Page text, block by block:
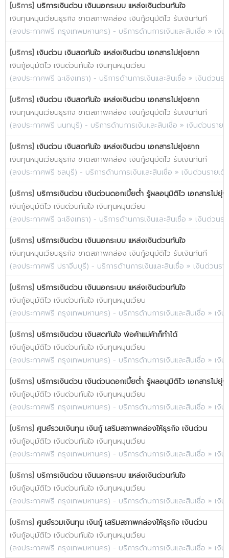
[บริการ] บริการเงินด่วน เงินนอกระบบ แหล่งเงินด่วนทันใจ
เงินทุนหมุนเวียนธุรกิจ ขาดสภาพคล่อง เงินกู้อนุมัติไว รับเงินทันที
(ลงประกาศฟรี กรุงเทพมหานคร) - บริการด้านการเงินและสินเชื่อ » เงิ
[บริการ] เงินด่วน เงินสดทันใจ แหล่งเงินด่วน เอกสารไม่ยุ่งยาก
เงินกู้อนุมัติไว เงินด่วนทันใจ เงินทุนหมุนเวียน
(ลงประกาศฟรี ฉะเชิงเทรา) - บริการด้านการเงินและสินเชื่อ » เงินด่วนร
[บริการ] เงินด่วน เงินสดทันใจ แหล่งเงินด่วน เอกสารไม่ยุ่งยาก
เงินทุนหมุนเวียนธุรกิจ ขาดสภาพคล่อง เงินกู้อนุมัติไว รับเงินทันที
(ลงประกาศฟรี นนทบุรี) - บริการด้านการเงินและสินเชื่อ » เงินด่วนราย
[บริการ] เงินด่วน เงินสดทันใจ แหล่งเงินด่วน เอกสารไม่ยุ่งยาก
เงินทุนหมุนเวียนธุรกิจ ขาดสภาพคล่อง เงินกู้อนุมัติไว รับเงินทันที
(ลงประกาศฟรี ชลบุรี) - บริการด้านการเงินและสินเชื่อ » เงินด่วนรายเดื
[บริการ] บริการเงินด่วน เงินด่วนดอกเบี้ยต่ำ รู้ผลอนุมิติไว เอกสารไม่ยุ่
เงินกู้อนุมัติไว เงินด่วนทันใจ เงินทุนหมุนเวียน
(ลงประกาศฟรี ฉะเชิงเทรา) - บริการด้านการเงินและสินเชื่อ » เงินด่วนร
[บริการ] บริการเงินด่วน เงินนอกระบบ แหล่งเงินด่วนทันใจ
เงินทุนหมุนเวียนธุรกิจ ขาดสภาพคล่อง เงินกู้อนุมัติไว รับเงินทันที
(ลงประกาศฟรี ปราจีนบุรี) - บริการด้านการเงินและสินเชื่อ » เงินด่วนรา
[บริการ] บริการเงินด่วน เงินนอกระบบ แหล่งเงินด่วนทันใจ
เงินกู้อนุมัติไว เงินด่วนทันใจ เงินทุนหมุนเวียน
(ลงประกาศฟรี กรุงเทพมหานคร) - บริการด้านการเงินและสินเชื่อ » เงิ
[บริการ] บริการเงินด่วน เงินสดทันใจ พ่อค้าแม่ค้าก็ทำได้
เงินกู้อนุมัติไว เงินด่วนทันใจ เงินทุนหมุนเวียน
(ลงประกาศฟรี กรุงเทพมหานคร) - บริการด้านการเงินและสินเชื่อ » เงิ
[บริการ] บริการเงินด่วน เงินด่วนดอกเบี้ยต่ำ รู้ผลอนุมิติไว เอกสารไม่ยุ่
เงินกู้อนุมัติไว เงินด่วนทันใจ เงินทุนหมุนเวียน
(ลงประกาศฟรี กรุงเทพมหานคร) - บริการด้านการเงินและสินเชื่อ » เงิ
[บริการ] ศูนย์รวมเงินทุน เงินกู้ เสริมสภาพคล่องให้ธุรกิจ เงินด่วน
เงินกู้อนุมัติไว เงินด่วนทันใจ เงินทุนหมุนเวียน
(ลงประกาศฟรี กรุงเทพมหานคร) - บริการด้านการเงินและสินเชื่อ » เงิ
[บริการ] บริการเงินด่วน เงินนอกระบบ แหล่งเงินด่วนทันใจ
เงินกู้อนุมัติไว เงินด่วนทันใจ เงินทุนหมุนเวียน
(ลงประกาศฟรี กรุงเทพมหานคร) - บริการด้านการเงินและสินเชื่อ » เงิ
[บริการ] ศูนย์รวมเงินทุน เงินกู้ เสริมสภาพคล่องให้ธุรกิจ เงินด่วน
เงินกู้อนุมัติไว เงินด่วนทันใจ เงินทุนหมุนเวียน
(ลงประกาศฟรี กรุงเทพมหานคร) - บริการด้านการเงินและสินเชื่อ » เงิ